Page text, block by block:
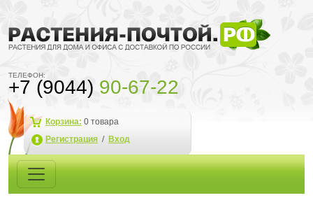
ТЕЛЕФОН:
+7 (9044) 90-67-22
Корзина: 0 товара
Регистрация / Вход